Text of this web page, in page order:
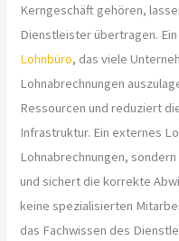
Kerngeschäft gehören,
Dienstleister übertragen.
Lohnbüro, das viele
Lohnabrechnungen
Ressourcen und reduziert
Infrastruktur. Ein externes
Lohnabrechnungen,
und sichert die korrekte
keine spezialisierten
das Fachwissen des